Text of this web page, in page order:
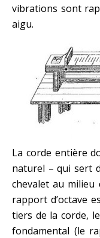
vibrations sont
aigu.
La corde entière
naturel – qui sert
chevalet au milieu
rapport d’octave
tiers de la corde,
fondamental (le